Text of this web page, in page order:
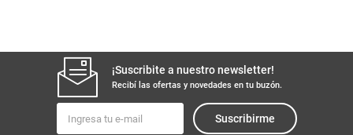
¡Suscribite a nuestro newsletter!
Recibí las ofertas y novedades en tu buzón.
Suscribirme